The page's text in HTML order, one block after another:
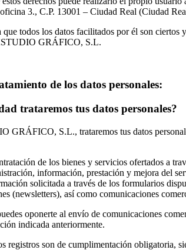
3., C.P. 13001 – Ciudad Real (Ciudad
todos los datos facilitados por él son
GRÁFICO, S.L.
de los datos personales:
trataremos tus datos personales?
GRÁFICO, S.L., trataremos tus datos
de los bienes y servicios ofertados a
información, prestación y mejora del
solicitada a través de los formularios
(newsletters), así como comunicaciones
oponerte al envío de comunicaciones
indicada anteriormente.
registros son de cumplimentación obligatoria,